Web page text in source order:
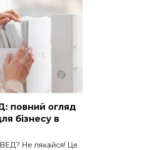
повний огляд
бізнесу в
Не лякайся! Це